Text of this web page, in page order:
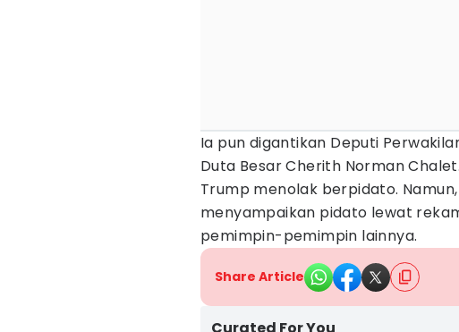
Ia pun digantikan Deputi
Duta Besar Cherith Norman
Trump menolak berpidato.
menyampaikan pidato lewat
pemimpin-pemimpin lainnya.
Share Article